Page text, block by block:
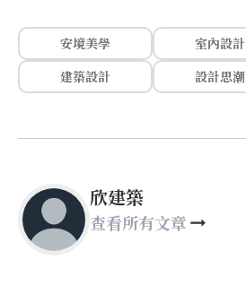
安境美學
室內設計
建築設計
設計思潮
欣建築
查看所有文章